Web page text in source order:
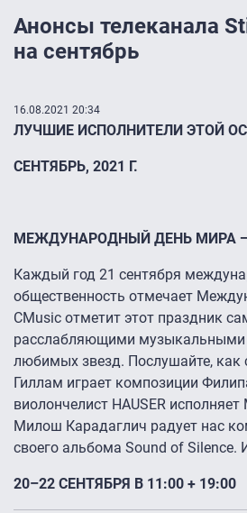
Анонсы телеканала
на сентябрь
16.08.2021 20:34
ЛУЧШИЕ ИСПОЛНИТЕЛИ ЭТОЙ
СЕНТЯБРЬ, 2021 Г.
МЕЖДУНАРОДНЫЙ ДЕНЬ МИРА —
Каждый год 21 сентября
общественность отмечает
CMusic отметит этот праздник
расслабляющими
любимых звезд. Послушайте, как
Гиллам играет композиции
виолончелист HAUSER
Милош Карадаглич радует нас
своего альбома Sound of Silence.
20–22 СЕНТЯБРЯ В 11:00 + 19:00